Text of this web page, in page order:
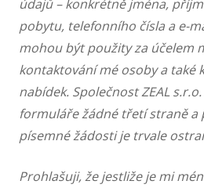
údajů – konkrétně jména,
pobytu, telefonního čísla a e-
mohou být použity za účelem
kontaktování mé osoby a také
nabídek. Společnost ZEAL
formuláře žádné třetí straně a
písemné žádosti je trvale
Prohlašuji, že jestliže je mi